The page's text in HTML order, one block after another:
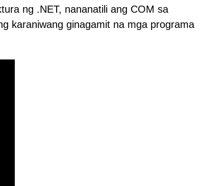
ng .NET, nananatili ang COM sa
karaniwang ginagamit na mga programa